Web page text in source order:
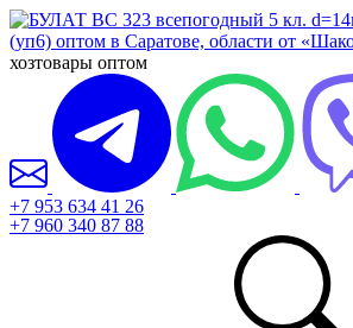
хозтовары оптом
+7 953 634 41 26
+7 960 340 87 88